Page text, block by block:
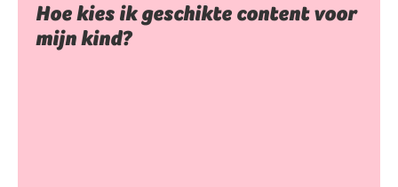
Hoe kies ik geschikte content voor
mijn kind?